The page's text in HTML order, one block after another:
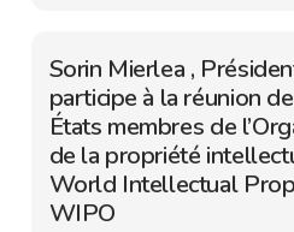
Sorin Mierlea ,
participe à la réunion
États membres de
de la propriété
World Intellectual
WIPO